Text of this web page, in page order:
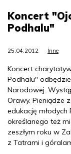
Koncert
Podhalu"
25.04.2012 Inne
Koncert
Podhalu"
Narodowej.
Orawy. Pieniądze
edukację
określanego też
zeszłym roku w
z Tatrami i